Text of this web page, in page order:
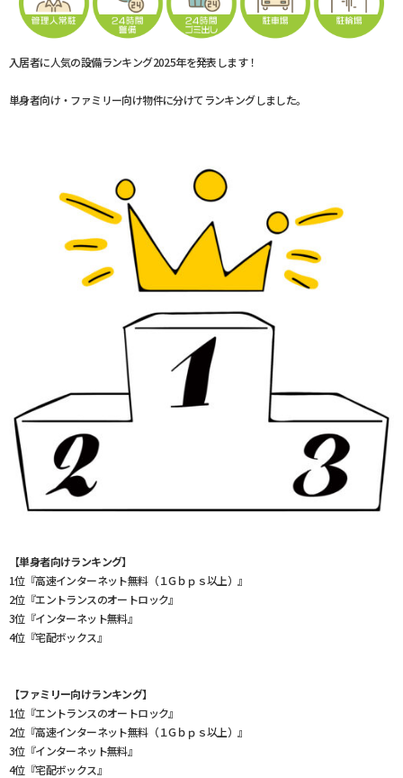
入居者に人気の設備ランキング2025年を発表します！
単身者向け・ファミリー向け物件に分けてランキングしました。
【単身者向けランキング】
1位『高速インターネット無料（１Gｂｐｓ以上）』
2位『エントランスのオートロック』
3位『インターネット無料』
4位『宅配ボックス』
【ファミリー向けランキング】
1位『エントランスのオートロック』
2位『高速インターネット無料（１Gｂｐｓ以上）』
3位『インターネット無料』
4位『宅配ボックス』